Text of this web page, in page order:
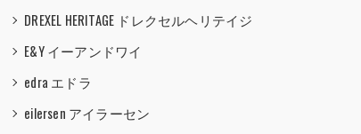
DREXEL HERITAGE ドレクセルヘリテイジ
E&Y イーアンドワイ
edra エドラ
eilersen アイラーセン